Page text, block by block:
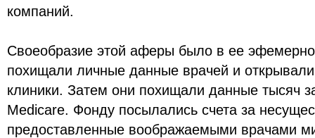
компаний.
Своеобразие этой аферы было в ее
похищали личные данные врачей и
клиники. Затем они похищали данные тысяч
Medicare. Фонду посылались счета за
предоставленные воображаемыми врачами